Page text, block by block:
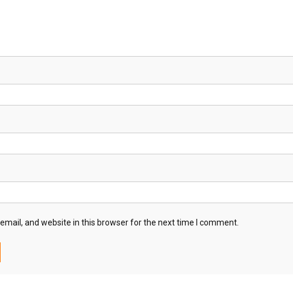
and website in this browser for the next time I comment.